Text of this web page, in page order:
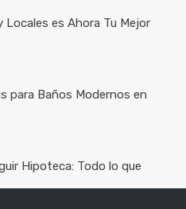
Locales es Ahora Tu Mejor
para Baños Modernos en
Hipoteca: Todo lo que